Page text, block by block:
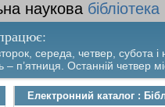
наукова бібліотека
середа, четвер, субота
– п’ятниця. Останній четвер
Електронний каталог :